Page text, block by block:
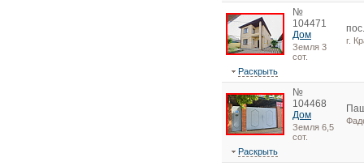
№
104471
Дом
Земля 3
сот.
г.
Раскрыть
№
104468
Дом
Земля 6,5
сот.
Раскрыть